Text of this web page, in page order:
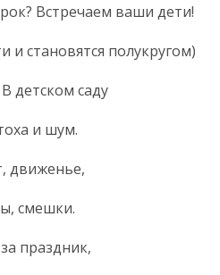
Встречаем ваши дети!
и становятся полукругом)
детском саду
и шум.
движенье,
смешки.
праздник,